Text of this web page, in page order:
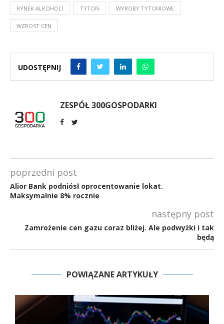
RYNEK ALKOHOLI TYTOŃ WYROBY TYTONIOWE
WZROST CEN
UDOSTĘPNIJ
ZESPÓŁ 300GOSPODARKI
poprzedni post
Alior Bank podniósł oprocentowanie lokat.
Maksymalnie 8% rocznie
następny post
Zamrożenie cen gazu coraz bliżej. Ale podwyżki i tak
będą
POWIĄZANE ARTYKUŁY